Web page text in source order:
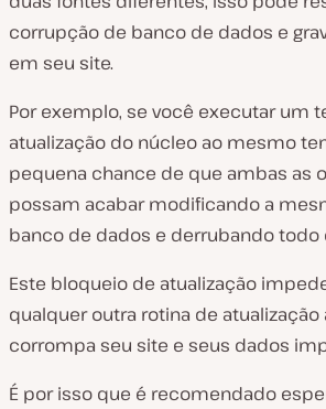
corrupção de banco de dados e
em seu site.
Por exemplo, se você executar um
atualização do núcleo ao mesmo
pequena chance de que ambas as
possam acabar modificando a
banco de dados e derrubando todo
Este bloqueio de atualização
qualquer outra rotina de
corrompa seu site e seus dados
É por isso que é recomendado